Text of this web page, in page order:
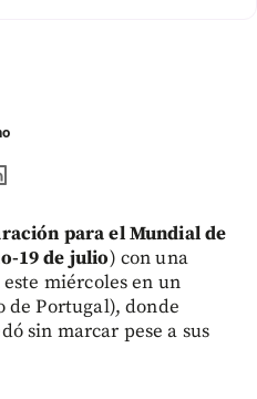
para el Mundial de
19 de julio) con una
miércoles en un
de Portugal), donde
sin marcar pese a sus